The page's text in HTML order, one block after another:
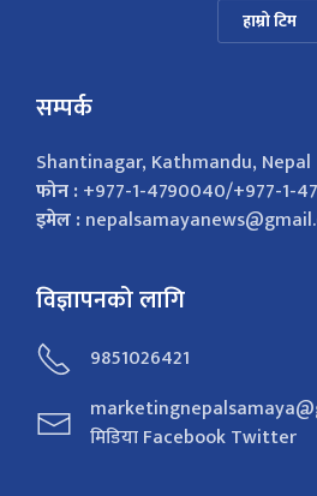
हाम्रो टिम
सम्पर्क
Shantinagar, Kathmandu, Nepal
फोन :+977-1-4790040/+977-1-
इमेल :
विज्ञापनको लागि
9851026421
मिडिया Facebook Twitter